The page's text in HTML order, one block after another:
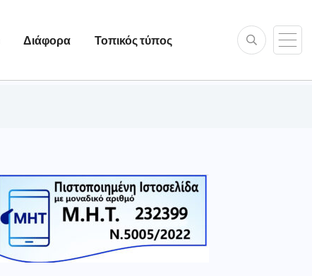
Διάφορα Τοπικός τύπος